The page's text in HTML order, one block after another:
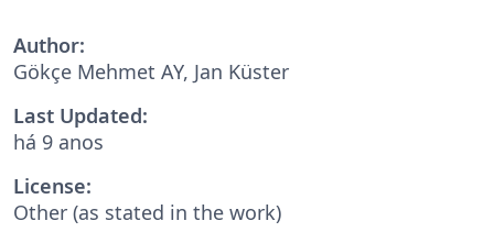
Author:
Gökçe Mehmet AY, Jan Küster
Last Updated:
há 9 anos
License:
Other (as stated in the work)